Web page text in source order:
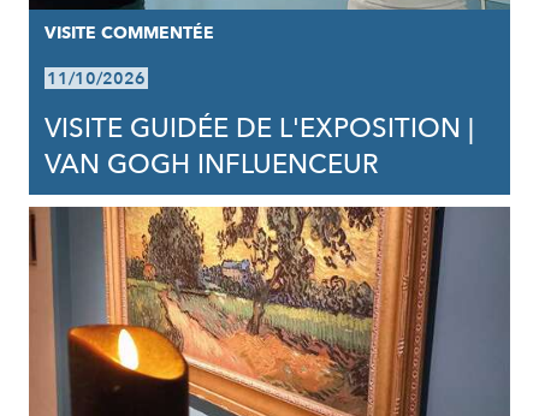
VISITE COMMENTÉE
11/10/2026
VISITE GUIDÉE DE L'EXPOSITION |
VAN GOGH INFLUENCEUR